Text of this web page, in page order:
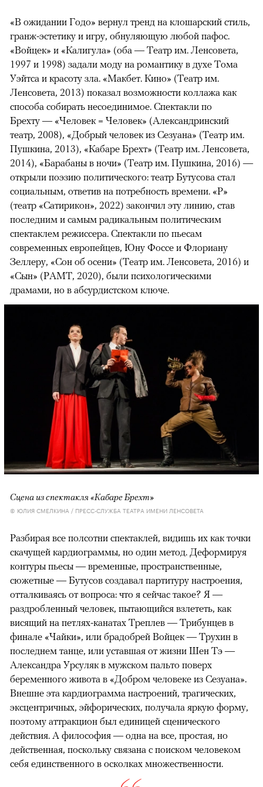
«В ожидании Годо» вернул тренд на клошарский стиль,
гранж-эстетику и игру, обнуляющую любой пафос.
«Войцек» и «Калигула» (оба — Театр им. Ленсовета,
1997 и 1998) задали моду на романтику в духе Тома
Уэйтса и красоту зла. «Макбет. Кино» (Театр им.
Ленсовета, 2013) показал возможности коллажа как
способа собирать несоединимое. Спектакли по
Брехту — «Человек = Человек» (Александринский
театр, 2008), «Добрый человек из Сезуана» (Театр им.
Пушкина, 2013), «Кабаре Брехт» (Театр им. Ленсовета,
2014), «Барабаны в ночи» (Театр им. Пушкина, 2016) —
открыли поэзию политического: театр Бутусова стал
социальным, ответив на потребность времени. «Р»
(театр «Сатирикон», 2022) закончил эту линию, став
последним и самым радикальным политическим
спектаклем режиссера. Спектакли по пьесам
современных европейцев, Юну Фоссе и Флориану
Зеллеру, «Сон об осени» (Театр им. Ленсовета, 2016) и
«Сын» (РАМТ, 2020), были психологическими
драмами, но в абсурдистском ключе.
Сцена из спектакля «Кабаре Брехт»
© ЮЛИЯ СМЕЛКИНА / ПРЕСС-СЛУЖБА ТЕАТРА ИМЕНИ ЛЕНСОВЕТА
Разбирая все полсотни спектаклей, видишь их как точки
скачущей кардиограммы, но один метод. Деформируя
контуры пьесы — временные, пространственные,
сюжетные — Бутусов создавал партитуру настроения,
отталкиваясь от вопроса: что я сейчас такое? Я —
раздробленный человек, пытающийся взлететь, как
висящий на петлях-канатах Треплев — Трибунцев в
финале «Чайки», или брадобрей Войцек — Трухин в
последнем танце, или уставшая от жизни Шен Тэ —
Александра Урсуляк в мужском пальто поверх
беременного живота в «Добром человеке из Сезуана».
Внешне эта кардиограмма настроений, трагических,
эксцентричных, эйфорических, получала яркую форму,
поэтому аттракцион был единицей сценического
действия. А философия — одна на все, простая, но
действенная, поскольку связана с поиском человеком
себя единственного в осколках множественности.